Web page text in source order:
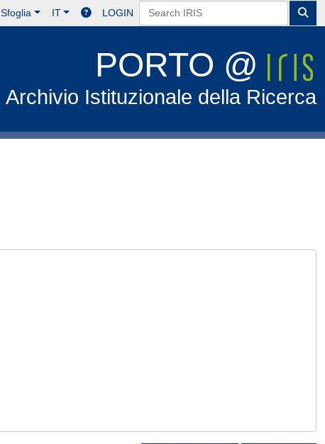
Sfoglia IT LOGIN
PORTO @
Archivio Istituzionale della Ricerca